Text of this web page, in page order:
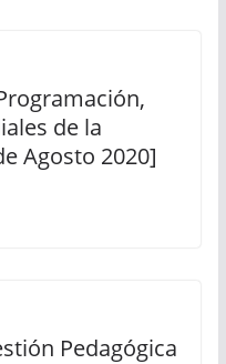
de la
Agosto 2020]
Pedagógica